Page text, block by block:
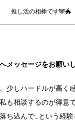
推し活の相棒です🐼🐲
メッセージをお願い
少しハードルが高く
も相談するのが得意
ち込んで…という経